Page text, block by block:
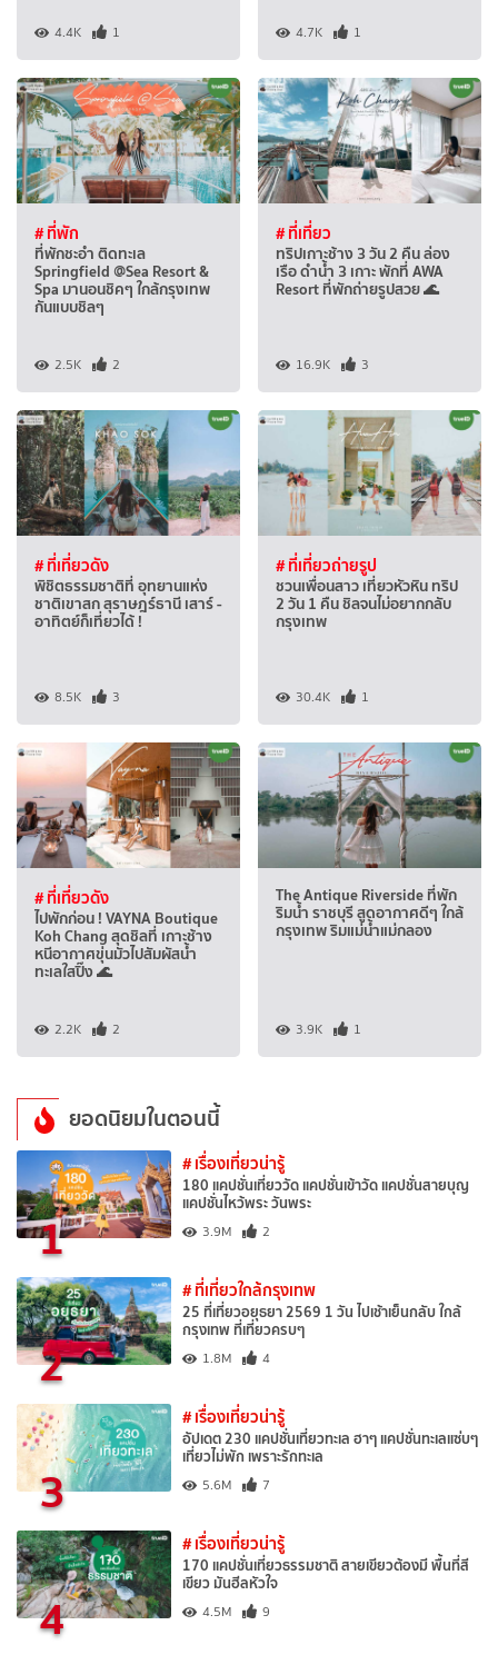
4.4K 1 4.7K 1
# ที่พัก
ที่พักชะอำ ติดทะเล
Springfield @Sea Resort &
Spa มานอนชิคๆ ใกล้กรุงเทพ
กันแบบชิลๆ
2.5K 2
# ที่เที่ยว
ทริปเกาะช้าง 3 วัน 2 คืน ล่อง
เรือ ดำน้ำ 3 เกาะ พักที่ AWA
Resort ที่พักถ่ายรูปสวย 🌊
16.9K 3
# ที่เที่ยวดัง
พิชิตธรรมชาติที่ อุทยานแห่ง
ชาติเขาสก สุราษฎร์ธานี เสาร์ -
อาทิตย์ก็เที่ยวได้ !
8.5K 3
# ที่เที่ยวถ่ายรูป
ชวนเพื่อนสาว เที่ยวหัวหิน ทริป
2 วัน 1 คืน ชิลจนไม่อยากกลับ
กรุงเทพ
30.4K 1
# ที่เที่ยวดัง
ไปพักก่อน ! VAYNA Boutique
Koh Chang สุดชิลที่ เกาะช้าง
หนีอากาศขุ่นมัวไปสัมผัสน้ำ
ทะเลใสปิ๊ง 🌊
2.2K 2
The Antique Riverside ที่พัก
ริมน้ำ ราชบุรี สูดอากาศดีๆ ใกล้
กรุงเทพ ริมแม่น้ำแม่กลอง
3.9K 1
ยอดนิยมในตอนนี้
1
# เรื่องเที่ยวน่ารู้
180 แคปชั่นเที่ยววัด แคปชั่นเข้าวัด แคปชั่นสายบุญ
แคปชั่นไหว้พระ วันพระ
3.9M 2
2
# ที่เที่ยวใกล้กรุงเทพ
25 ที่เที่ยวอยุธยา 2569 1 วัน ไปเช้าเย็นกลับ ใกล้
กรุงเทพ ที่เที่ยวครบๆ
1.8M 4
3
# เรื่องเที่ยวน่ารู้
อัปเดต 230 แคปชั่นเที่ยวทะเล ฮาๆ แคปชั่นทะเลแซ่บๆ
เที่ยวไม่พัก เพราะรักทะเล
5.6M 7
4
# เรื่องเที่ยวน่ารู้
170 แคปชั่นเที่ยวธรรมชาติ สายเขียวต้องมี พื้นที่สี
เขียว มันฮีลหัวใจ
4.5M 9